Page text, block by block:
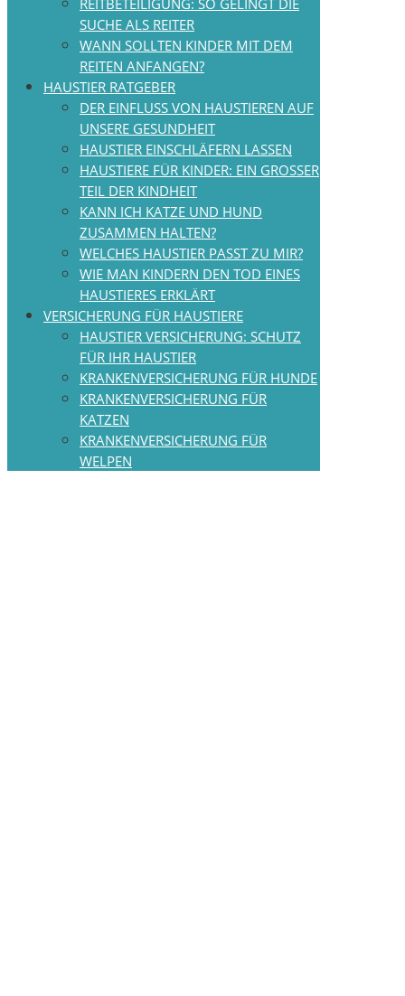
SUCHE ALS REITER
WANN SOLLTEN KINDER MIT DEM
REITEN ANFANGEN?
HAUSTIER RATGEBER
DER EINFLUSS VON HAUSTIEREN AUF
UNSERE GESUNDHEIT
HAUSTIER EINSCHLÄFERN LASSEN
HAUSTIERE FÜR KINDER: EIN GROSSER T
EIL DER KINDHEIT
KANN ICH KATZE UND HUND
ZUSAMMEN HALTEN?
WELCHES HAUSTIER PASST ZU MIR?
WIE MAN KINDERN DEN TOD EINES
HAUSTIERES ERKLÄRT
VERSICHERUNG FÜR HAUSTIERE
HAUSTIER VERSICHERUNG: SCHUTZ
FÜR IHR HAUSTIER
KRANKENVERSICHERUNG FÜR HUNDE
KRANKENVERSICHERUNG FÜR
KATZEN
KRANKENVERSICHERUNG FÜR
WELPEN